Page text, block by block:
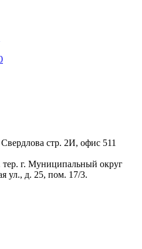
стр. 2И, офис 511
г. Муниципальный округ
ул., д. 25, пом. 17/3.